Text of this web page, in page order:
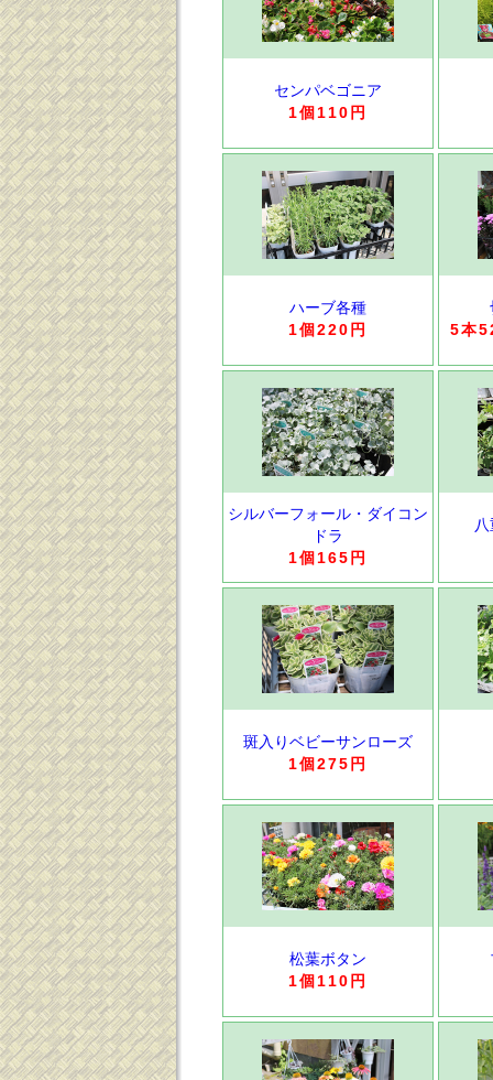
センパベゴニア
1個110円
ハーブ各種
1個220円
5本
シルバーフォール・ダイコン
ドラ
1個165円
斑入りベビーサンローズ
1個275円
松葉ボタン
1個110円